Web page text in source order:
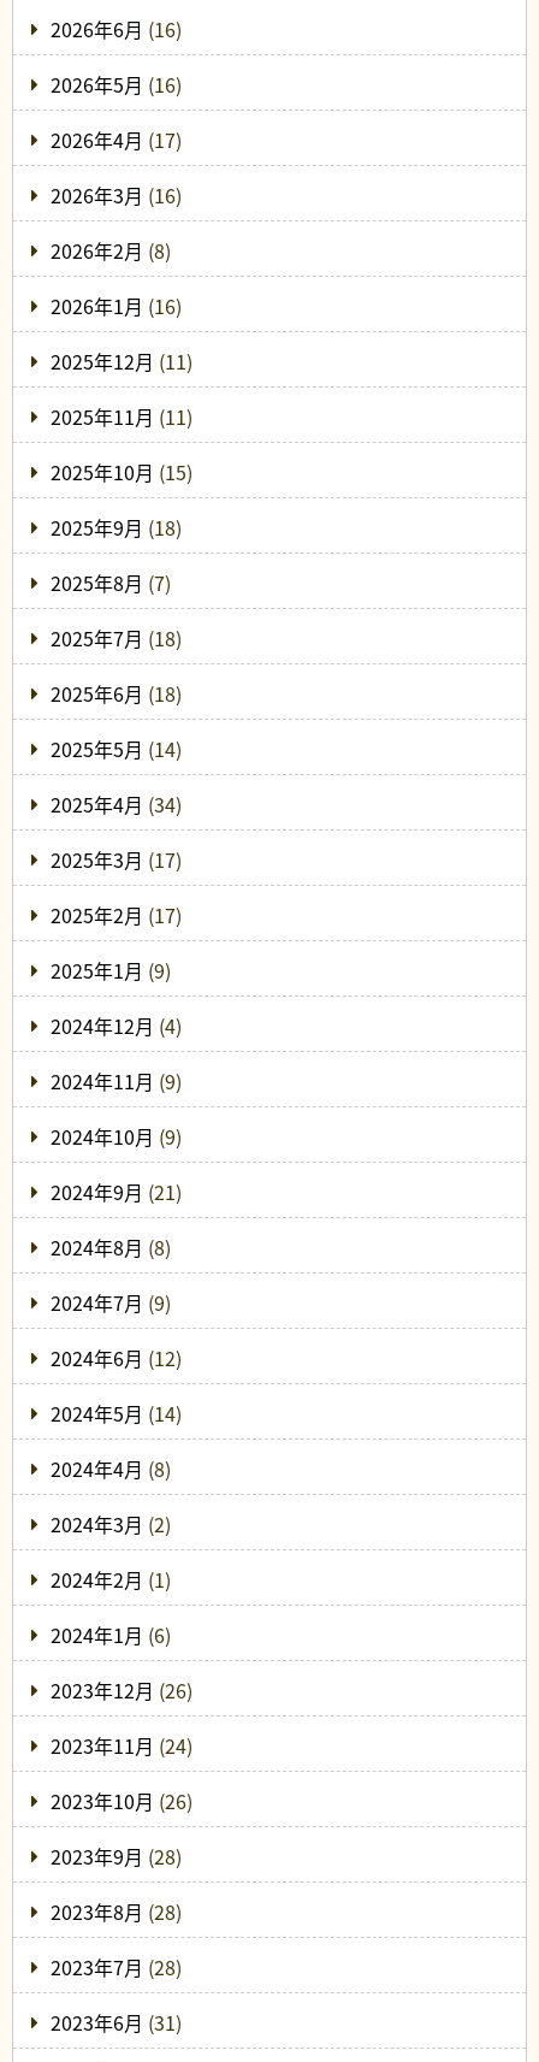
2026年6月 (16)
2026年5月 (16)
2026年4月 (17)
2026年3月 (16)
2026年2月 (8)
2026年1月 (16)
2025年12月 (11)
2025年11月 (11)
2025年10月 (15)
2025年9月 (18)
2025年8月 (7)
2025年7月 (18)
2025年6月 (18)
2025年5月 (14)
2025年4月 (34)
2025年3月 (17)
2025年2月 (17)
2025年1月 (9)
2024年12月 (4)
2024年11月 (9)
2024年10月 (9)
2024年9月 (21)
2024年8月 (8)
2024年7月 (9)
2024年6月 (12)
2024年5月 (14)
2024年4月 (8)
2024年3月 (2)
2024年2月 (1)
2024年1月 (6)
2023年12月 (26)
2023年11月 (24)
2023年10月 (26)
2023年9月 (28)
2023年8月 (28)
2023年7月 (28)
2023年6月 (31)